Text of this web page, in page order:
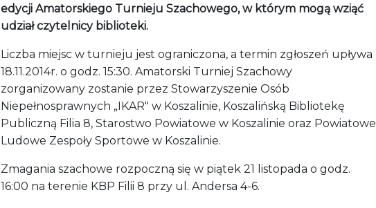
edycji Amatorskiego Turnieju Szachowego, w którym mogą wziąć
udział czytelnicy biblioteki.
Liczba miejsc w turnieju jest ograniczona, a termin zgłoszeń upływa
18.11.2014r. o godz. 15:30. Amatorski Turniej Szachowy
zorganizowany zostanie przez Stowarzyszenie Osób
Niepełnosprawnych „IKAR" w Koszalinie, Koszalińską Bibliotekę
Publiczną Filia 8, Starostwo Powiatowe w Koszalinie oraz Powiatowe
Ludowe Zespoły Sportowe w Koszalinie.
Zmagania szachowe rozpoczną się w piątek 21 listopada o godz.
16:00 na terenie KBP Filii 8 przy ul. Andersa 4-6.